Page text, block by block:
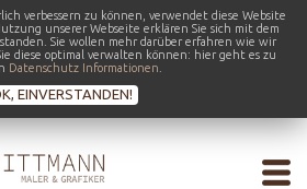
verbessern zu können, verwendet diese Website
unserer Webseite erklären Sie sich mit dem
Sie wollen mehr darüber erfahren wie wir
diese optimal verwalten können: hier geht es zu
Datenschutz Informationen
EINVERSTANDEN!